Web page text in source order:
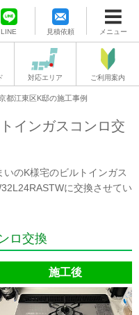
LINE 見積依頼 メニュー
対応エリア ご利用案内
都江東区K邸の施工事例
インガスコンロ交
のK様宅のビルトインガス
に交換させてい
ロ交換
施工後